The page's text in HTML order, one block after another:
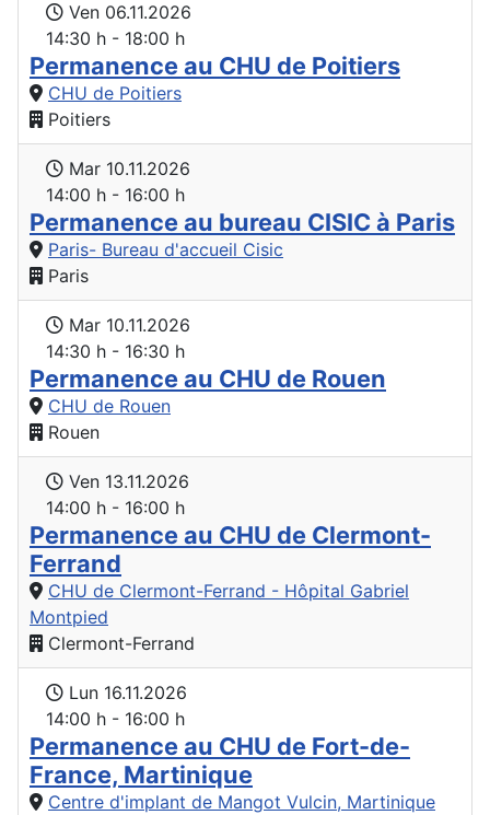
Ven 06.11.2026
14:30 h - 18:00 h
Permanence au CHU de Poitiers
CHU de Poitiers
Poitiers
Mar 10.11.2026
14:00 h - 16:00 h
Permanence au bureau CISIC à Paris
Paris- Bureau d'accueil Cisic
Paris
Mar 10.11.2026
14:30 h - 16:30 h
Permanence au CHU de Rouen
CHU de Rouen
Rouen
Ven 13.11.2026
14:00 h - 16:00 h
Permanence au CHU de Clermont-
Ferrand
CHU de Clermont-Ferrand - Hôpital Gabriel
Montpied
Clermont-Ferrand
Lun 16.11.2026
14:00 h - 16:00 h
Permanence au CHU de Fort-de-
France, Martinique
Centre d'implant de Mangot Vulcin, Martinique